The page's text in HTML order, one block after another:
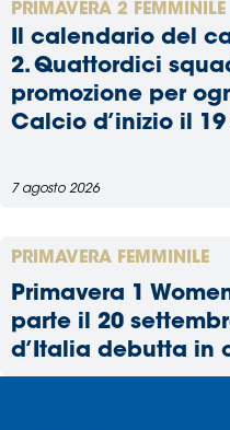
PRIMAVERA 2 FEMMINILE
Il calendario del
2. Quattordici
promozione per
Calcio d’inizio il
7 agosto 2026
PRIMAVERA FEMMINILE
Primavera 1
parte il 20
d’Italia debutta in